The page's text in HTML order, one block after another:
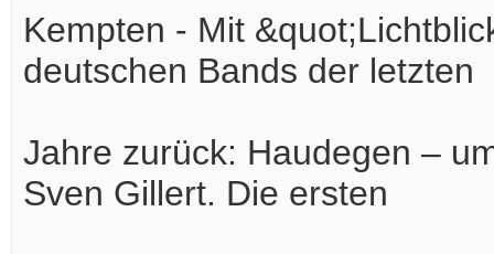
Kempten - Mit
deutschen Bands der letzten
Jahre zurück: Haudegen –
Sven Gillert. Die ersten